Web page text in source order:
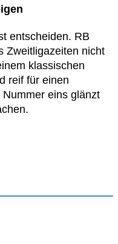
entscheiden. RB
Zweitligazeiten nicht
klassischen
reif für einen
eins glänzt